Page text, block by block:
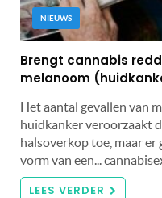
NIEUWS
Brengt cannabis
melanoom
Het aantal gevallen van
huidkanker veroorzaakt
halsoverkop toe, maar
vorm van een...
LEES VERDER